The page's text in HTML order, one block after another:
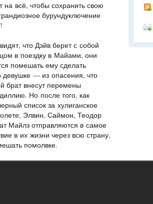
на всё, чтобы сохранить свою
бурундуключение
что Дэйв берет с собой
в поездку в Майами, они
помешать ему сделать
девушке — из опасения, что
брат внесут перемены
Но после того, как
список за хулиганское
Элвин, Саймон, Теодор
Майлз отправляются в самое
в их жизни через всю страну,
помолвке.